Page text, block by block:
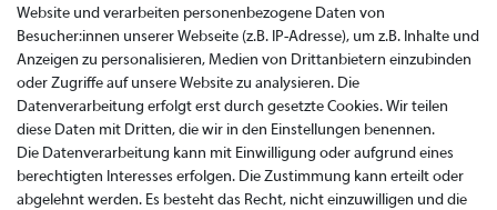
Website und verarbeiten personenbezogene Daten von
Besucher:innen unserer Webseite (z.B. IP-Adresse), um z.B. Inhalte und
Anzeigen zu personalisieren, Medien von Drittanbietern einzubinden
oder Zugriffe auf unsere Website zu analysieren. Die
Datenverarbeitung erfolgt erst durch gesetzte Cookies. Wir teilen
diese Daten mit Dritten, die wir in den Einstellungen benennen.
Die Datenverarbeitung kann mit Einwilligung oder aufgrund eines
berechtigten Interesses erfolgen. Die Zustimmung kann erteilt oder
abgelehnt werden. Es besteht das Recht, nicht einzuwilligen und die